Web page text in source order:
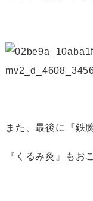
また、最後に『鉄
『くるみ灸』もお